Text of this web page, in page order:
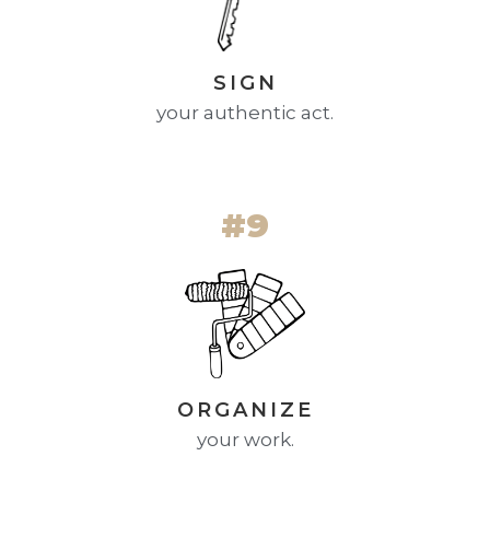
SIGN
your authentic act.
#9
ORGANIZE
your work.